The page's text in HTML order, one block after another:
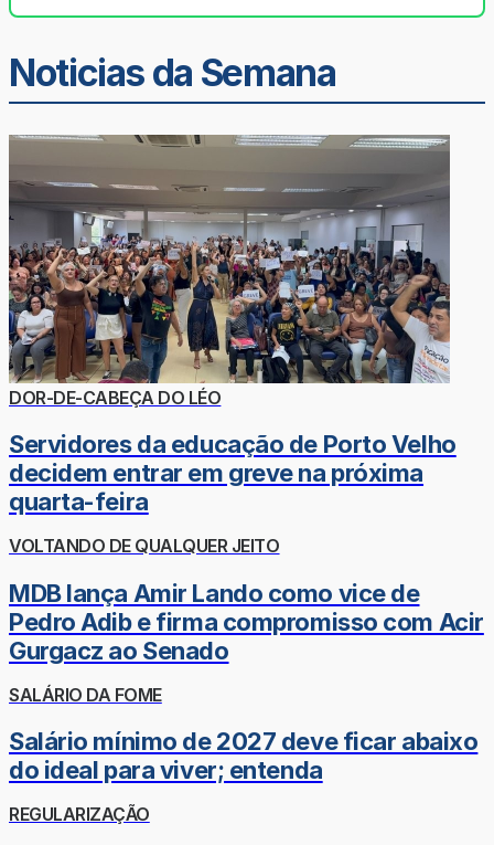
Noticias da Semana
DOR-DE-CABEÇA DO LÉO
Servidores da educação de Porto Velho
decidem entrar em greve na próxima
quarta-feira
VOLTANDO DE QUALQUER JEITO
MDB lança Amir Lando como vice de
Pedro Adib e firma compromisso com Acir
Gurgacz ao Senado
SALÁRIO DA FOME
Salário mínimo de 2027 deve ficar abaixo
do ideal para viver; entenda
REGULARIZAÇÃO